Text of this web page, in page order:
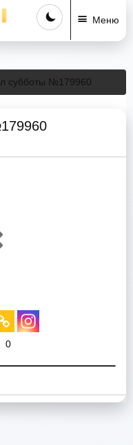
Меню
субботы №179960
0